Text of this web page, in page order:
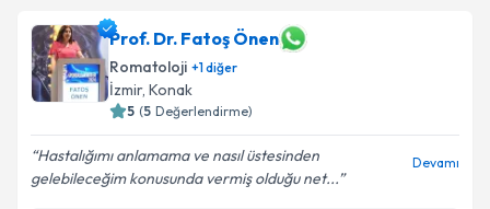
Prof. Dr. Fatoş Önen
Romatoloji +1diğer
İzmir, Konak
5 (5 Değerlendirme)
Hastalığımı anlamama ve nasıl üstesinden
gelebileceğim konusunda vermiş olduğu net...
Devamı